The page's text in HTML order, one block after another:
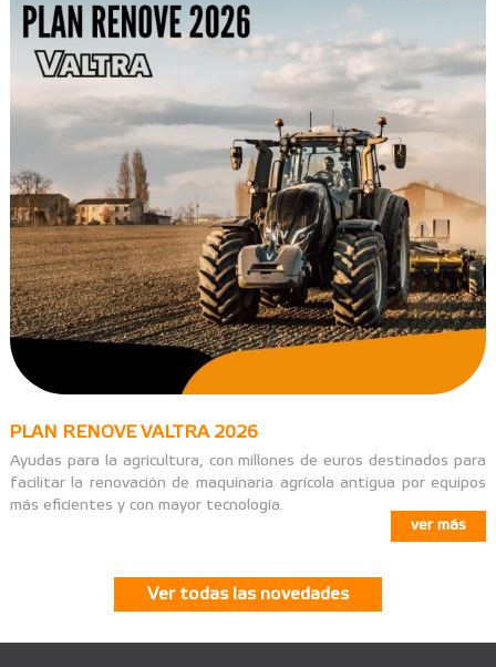
PLAN RENOVE VALTRA 2026
Ayudas para la agricultura, con millones de euros destinados para
facilitar la renovación de maquinaria agrícola antigua por equipos
más eficientes y con mayor tecnología.
ver más
Ver todas las novedades